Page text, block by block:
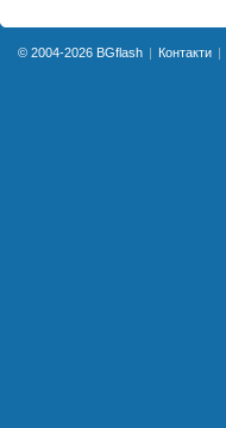
© 2004-2026 BGflash Контакти